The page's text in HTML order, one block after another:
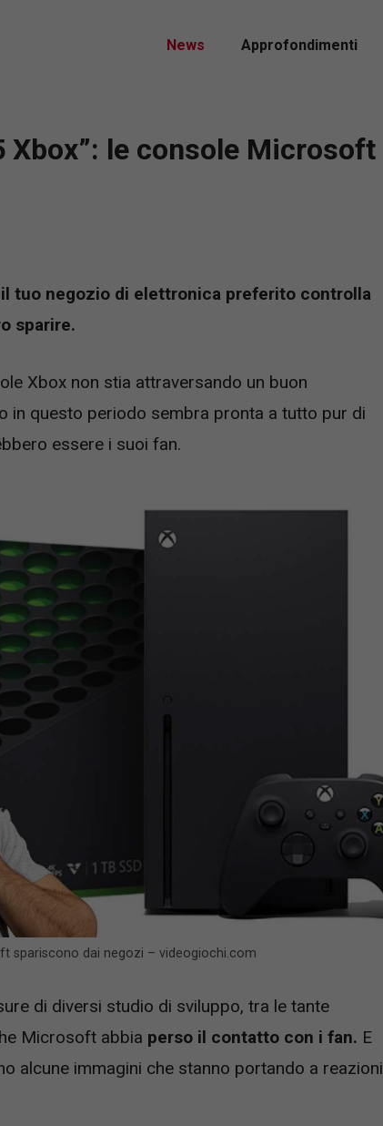
News Approfondimenti
Xbox”: le console Microsoft
tuo negozio di elettronica preferito controlla
sparire.
Xbox non stia attraversando un buon
in questo periodo sembra pronta a tutto pur di
essere i suoi fan.
spariscono dai negozi – videogiochi.com
di diversi studio di sviluppo, tra le tante
Microsoft abbia perso il contatto con i fan. E
alcune immagini che stanno portando a reazioni